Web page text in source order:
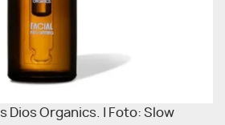
Dios Organics. | Foto: Slow